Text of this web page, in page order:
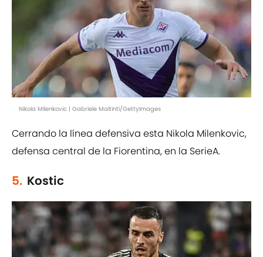
Nikola Milenkovic | Gabriele Maltinti/GettyImages
Cerrando la línea defensiva esta Nikola Milenkovic,
defensa central de la Fiorentina, en la SerieA.
5. Kostic